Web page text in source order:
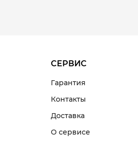
СЕРВИС
Гарантия
Контакты
Доставка
О сервисе